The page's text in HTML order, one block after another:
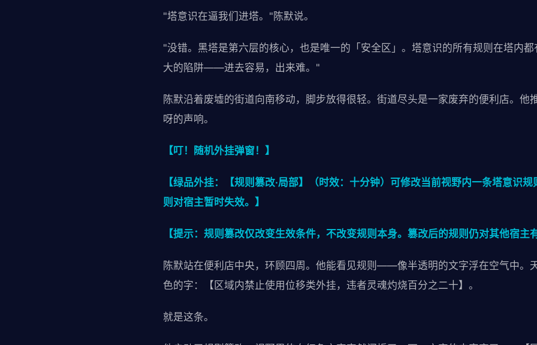
"塔意识在逼我们进塔。"陈默说。
"没错。黑塔是第六层的核心，也是唯一的「安全区」。塔意识的所有规则在塔内
大的陷阱——进去容易，出来难。"
陈默沿着废墟的街道向南移动，脚步放得很轻。街道尽头是一家废弃的便利店。他
呀的声响。
【叮！随机外挂弹窗！】
【绿品外挂：【规则篡改·局部】（时效：十分钟）可修改当前视野内一条塔意识
则对宿主暂时失效。】
【提示：规则篡改仅改变生效条件，不改变规则本身。篡改后的规则仍对其他宿主
陈默站在便利店中央，环顾四周。他能看见规则——像半透明的文字浮在空气中。
色的字：【区域内禁止使用位移类外挂，违者灵魂灼烧百分之二十】。
就是这条。